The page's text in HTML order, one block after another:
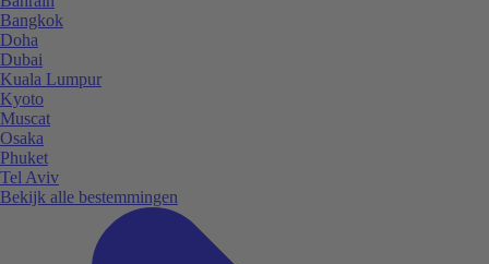
Bangkok
Doha
Dubai
Kuala Lumpur
Kyoto
Muscat
Osaka
Phuket
Tel Aviv
Bekijk alle bestemmingen